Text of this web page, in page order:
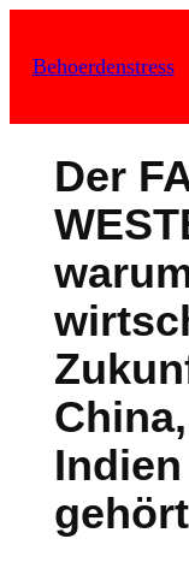
Inhalt
Behoerdenstress
Der
gehört